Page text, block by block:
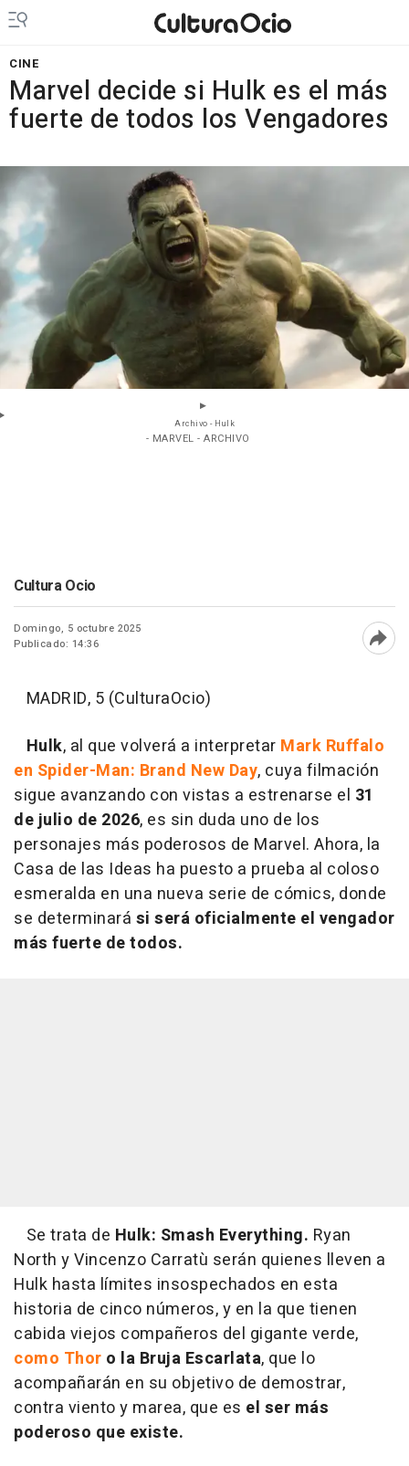
CINE
Marvel decide si Hulk es el más
fuerte de todos los Vengadores
Archivo - Hulk
- MARVEL - ARCHIVO
Cultura Ocio
Domingo, 5 octubre 2025
Publicado: 14:36
MADRID, 5 (CulturaOcio)
Hulk, al que volverá a interpretar Mark Ruffalo
en Spider-Man: Brand New Day, cuya filmación
sigue avanzando con vistas a estrenarse el 31
de julio de 2026, es sin duda uno de los
personajes más poderosos de Marvel. Ahora, la
Casa de las Ideas ha puesto a prueba al coloso
esmeralda en una nueva serie de cómics, donde
se determinará si será oficialmente el vengador
más fuerte de todos.
Se trata de Hulk: Smash Everything. Ryan
North y Vincenzo Carratù serán quienes lleven a
Hulk hasta límites insospechados en esta
historia de cinco números, y en la que tienen
cabida viejos compañeros del gigante verde,
como Thor o la Bruja Escarlata, que lo
acompañarán en su objetivo de demostrar,
contra viento y marea, que es el ser más
poderoso que existe.